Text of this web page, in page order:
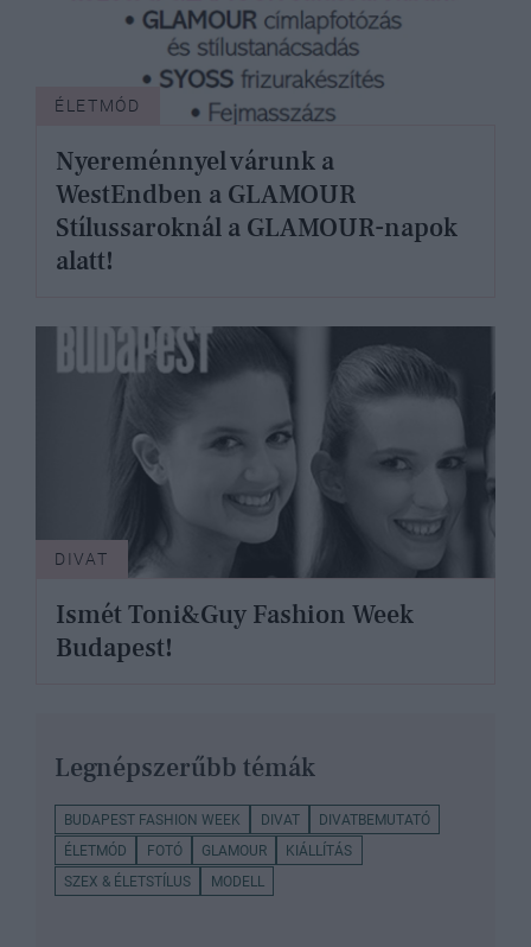
ÉLETMÓD
Nyereménnyel várunk a
WestEndben a GLAMOUR
Stílussaroknál a GLAMOUR-napok
alatt!
DIVAT
Ismét Toni&Guy Fashion Week
Budapest!
Legnépszerűbb témák
BUDAPEST FASHION WEEK DIVAT
DIVATBEMUTATÓ
ÉLETMÓD
FOTÓ GLAMOUR
KIÁLLÍTÁS
SZEX & ÉLETSTÍLUS
MODELL